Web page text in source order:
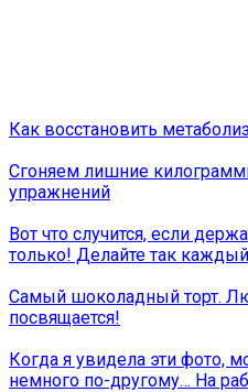
Как восстановить
Сгоняем лишние
упражнений
Вот что случится, если
только! Делайте так
Самый шоколадный торт.
посвящается!
Когда я увидела эти фото,
немного по-другому… На